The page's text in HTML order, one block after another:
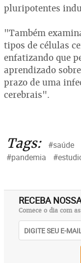
pluripotentes
"Também
tipos de células
enfatizando que
aprendizado
prazo de uma
cerebrais".
Tags: #saúde
#pandemia
RECEBA
Comece o dia com